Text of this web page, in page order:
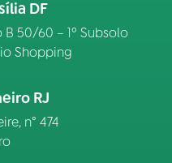
DF
50/60 – 1º Subsolo
Shopping
RJ
n° 474